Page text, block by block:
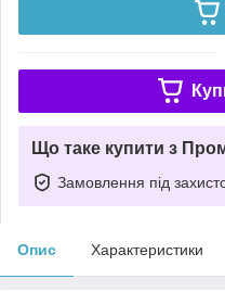
Що таке купити з
Замовлення під
Опис Характеристики